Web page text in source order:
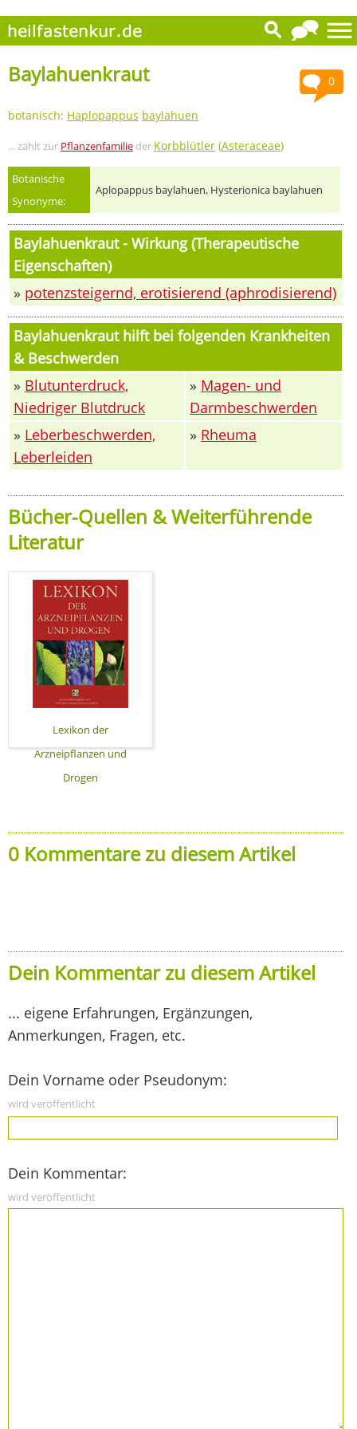
0
Baylahuenkraut
botanisch: Haplopappus baylahuen
... zählt zur Pflanzenfamilie der Korbblütler (Asteraceae)
Botanische
Synonyme:
Aplopappus baylahuen, Hysterionica baylahuen
Baylahuenkraut - Wirkung (Therapeutische
Eigenschaften)
» potenzsteigernd, erotisierend (aphrodisierend)
Baylahuenkraut hilft bei folgenden Krankheiten
& Beschwerden
» Blutunterdruck,
Niedriger Blutdruck
» Magen- und
Darmbeschwerden
» Leberbeschwerden,
Leberleiden
» Rheuma
Bücher-Quellen & Weiterführende
Literatur
Lexikon der
Arzneipflanzen und
Drogen
0 Kommentare zu diesem Artikel
Dein Kommentar zu diesem Artikel
... eigene Erfahrungen, Ergänzungen,
Anmerkungen, Fragen, etc.
Dein Vorname oder Pseudonym:
wird veröffentlicht
Dein Kommentar:
wird veröffentlicht